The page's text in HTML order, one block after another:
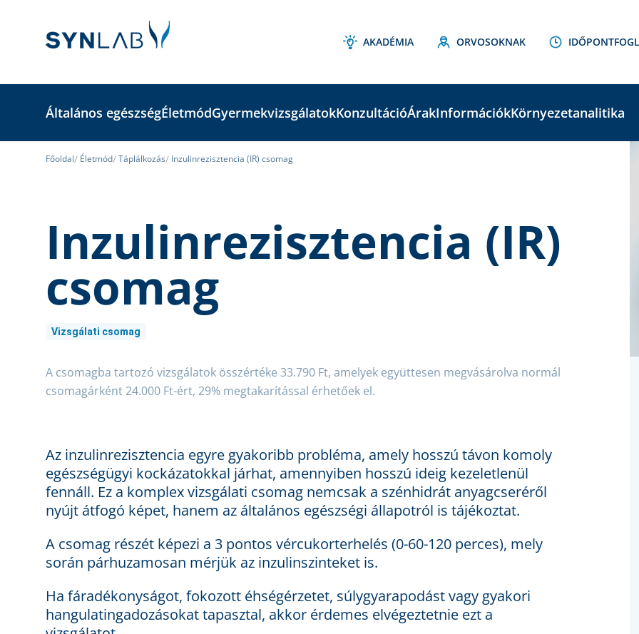
AKADÉMIA ORVOSOKNAK
Általános egészségÉletmódGyermekvizsgálatokKonzultációÁrakInformációkKörnyezetanalitika
Főoldal Életmód Táplálkozás Inzulinrezisztencia (IR) csomag
Inzulinrezisztencia (IR)
csomag
Vizsgálati csomag
A csomagba tartozó vizsgálatok összértéke 33.790 Ft, amelyek együttesen megvásárolva normál
csomagárként 24.000 Ft-ért, 29% megtakarítással érhetőek el.
Az inzulinrezisztencia egyre gyakoribb probléma, amely hosszú távon komoly
egészségügyi kockázatokkal járhat, amennyiben hosszú ideig kezeletlenül
fennáll. Ez a komplex vizsgálati csomag nemcsak a szénhidrát anyagcseréről
nyújt átfogó képet, hanem az általános egészségi állapotról is tájékoztat.
A csomag részét képezi a 3 pontos vércukorterhelés (0-60-120 perces), mely
során párhuzamosan mérjük az inzulinszinteket is.
Ha fáradékonyságot, fokozott éhségérzetet, súlygyarapodást vagy gyakori
hangulatingadozásokat tapasztal, akkor érdemes elvégeztetnie ezt a